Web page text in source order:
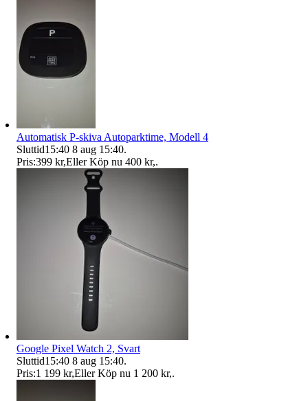
Automatisk P-skiva Autoparktime, Modell 4
Sluttid15:40 8 aug 15:40.
Pris:399 kr,Eller Köp nu 400 kr,.
Google Pixel Watch 2, Svart
Sluttid15:40 8 aug 15:40.
Pris:1 199 kr,Eller Köp nu 1 200 kr,.